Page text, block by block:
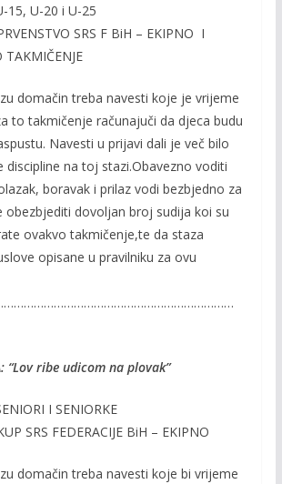
15, U-20 i U-25
SRS F BiH – EKIPNO I
TAKMIČENJE
domačin treba navesti koje je vrijeme
to takmičenje računajuči da djeca budu
Navesti u prijavi dali je več bilo
discipline na toj stazi.Obavezno voditi
boravak i prilaz vodi bezbjedno za
obezbjediti dovoljan broj sudija koi su
ovakvo takmičenje,te da staza
opisane u pravilniku za ovu
“Lov ribe udicom na plovak”
I SENIORKE
SRS FEDERACIJE BiH – EKIPNO
domačin treba navesti koje bi vrijeme